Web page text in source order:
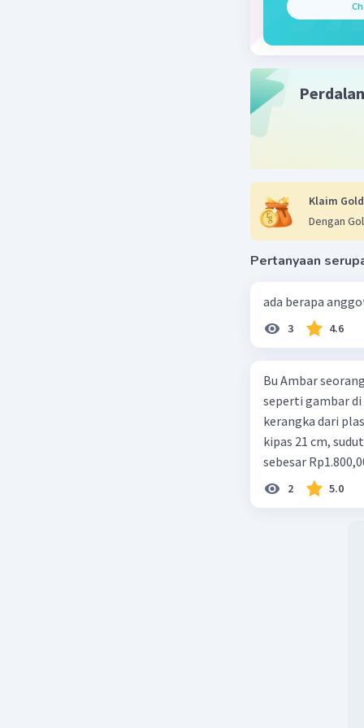
Klaim
Dengan
Pertanyaan
ada berapa
3 4.6
Bu Ambar
seperti gambar
kerangka dari
kipas 21 cm,
sebesar
Rp350,00/m.
total keuntungan
2 5.0